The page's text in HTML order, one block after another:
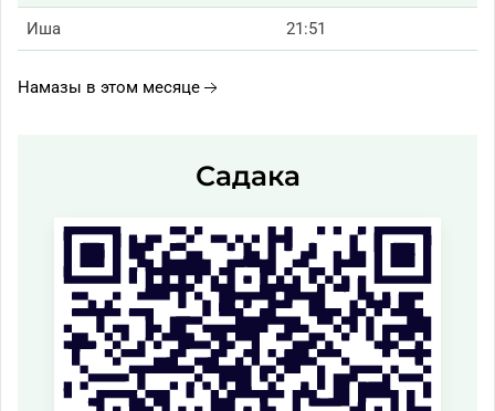
Иша 21:51
Намазы в этом месяце
Садака